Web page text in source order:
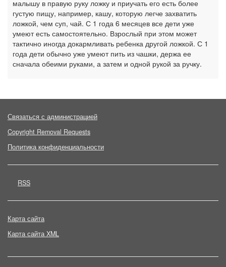
малышу в правую руку ложку и приучать его есть более
густую пищу, например, кашу, которую легче захватить
ложкой, чем суп, чай. С 1 года 6 месяцев все дети уже
умеют есть самостоятельно. Взрослый при этом может
тактично иногда докармливать ребенка другой ложкой. С 1
года дети обычно уже умеют пить из чашки, держа ее
сначала обеими руками, а затем и одной рукой за ручку.
Связаться с администрацией
Copyright Removal Requests
Политика конфиденциальности
RSS
Карта сайта
Карта сайта XML